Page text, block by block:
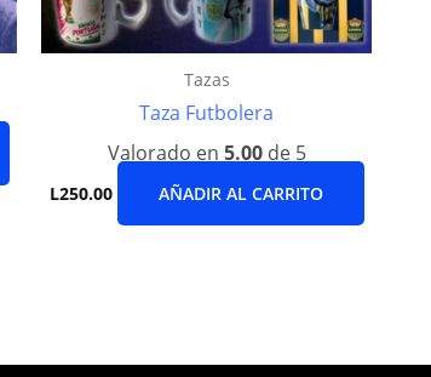
Tazas
Taza Futbolera
Valorado en 5.00de 5
L250.00 AÑADIR AL CARRITO